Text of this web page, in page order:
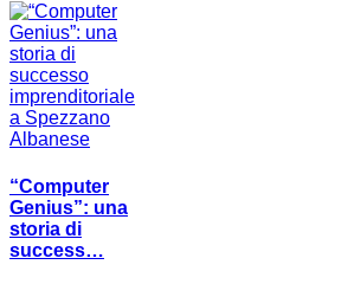
“Computer
Genius”: una
storia di
success…